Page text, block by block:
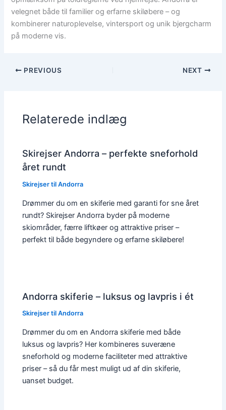
velegnet både til familier og erfarne skiløbere – og
kombinerer naturoplevelse, vintersport og unik bjergcharm
på moderne vis.
PREVIOUS NEXT
Relaterede indlæg
Skirejser Andorra – perfekte sneforhold
året rundt
Skirejser til Andorra
Drømmer du om en skiferie med garanti for sne året
rundt? Skirejser Andorra byder på moderne
skiområder, færre liftkøer og attraktive priser –
perfekt til både begyndere og erfarne skiløbere!
Andorra skiferie – luksus og lavpris i ét
Skirejser til Andorra
Drømmer du om en Andorra skiferie med både
luksus og lavpris? Her kombineres suveræne
sneforhold og moderne faciliteter med attraktive
priser – så du får mest muligt ud af din skiferie,
uanset budget.